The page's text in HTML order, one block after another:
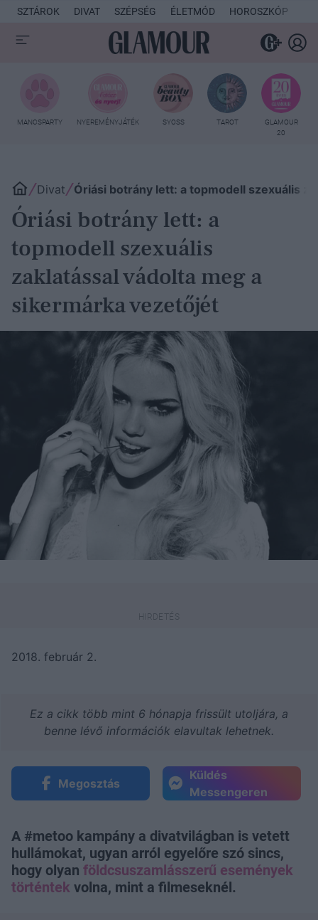
SZTÁROK DIVAT SZÉPSÉG ÉLETMÓD HOROSZKÓP
MANCSPARTY NYEREMÉNYJÁTÉK SYOSS TAROT
GLAMOUR
20
Divat Óriási botrány lett: a topmodell szexuális
Óriási botrány lett: a
topmodell szexuális
zaklatással vádolta meg a
sikermárka vezetőjét
2018. február 2.
Ez a cikk több mint 6 hónapja frissült utoljára, a
benne lévő információk elavultak lehetnek.
Megosztás
Küldés
Messengeren
A #metoo kampány a divatvilágban is vetett
hullámokat, ugyan arról egyelőre szó sincs,
hogy olyan földcsuszamlásszerű események
történtek volna, mint a filmeseknél.